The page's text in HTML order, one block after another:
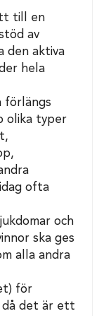
till en
av
den aktiva
hela
förlängs
olika typer
ofta
och
ska ges
alla andra
för
då det är ett